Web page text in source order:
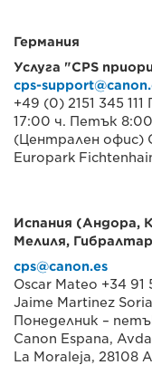
Германия
Услуга "CPS
cps-
+49 (0) 2151 345
17:00 ч. Петък 8:00
(Централен офис)
Europark
Испания (Андора,
Мелиля,
cps@canon.es
Oscar Mateo +34 91
Jaime Martinez
Понеделник –
Canon Espana,
La Moraleja, 28108